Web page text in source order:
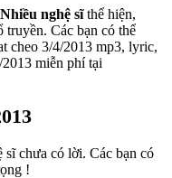
Nhiều nghệ sĩthể hiện,
truyền. Các bạn có thể
cheo 3/4/2013 mp3, lyric,
miễn phí tại
chưa có lời. Các bạn có
!